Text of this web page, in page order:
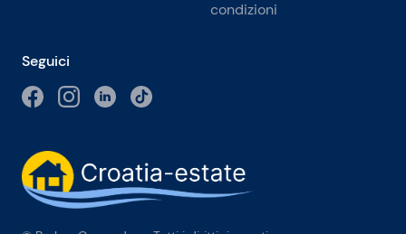
condizioni
Seguici